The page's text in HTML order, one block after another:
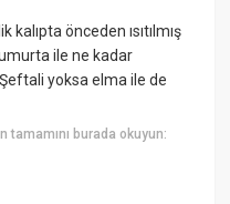
kalıpta önceden ısıtılmış
ile ne kadar
yoksa elma ile de
tamamını burada okuyun: